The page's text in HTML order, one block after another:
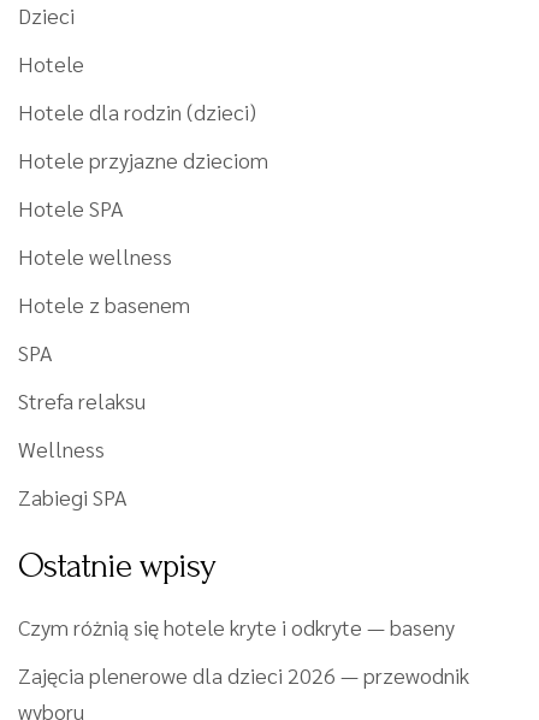
Dzieci
Hotele
Hotele dla rodzin (dzieci)
Hotele przyjazne dzieciom
Hotele SPA
Hotele wellness
Hotele z basenem
SPA
Strefa relaksu
Wellness
Zabiegi SPA
Ostatnie wpisy
Czym różnią się hotele kryte i odkryte — baseny
Zajęcia plenerowe dla dzieci 2026 — przewodnik
wyboru